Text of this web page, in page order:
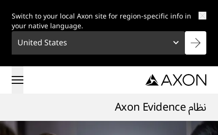
Switch to your local Axon site for region-specific info in
your native language.
United States
نظام Axon Evidence